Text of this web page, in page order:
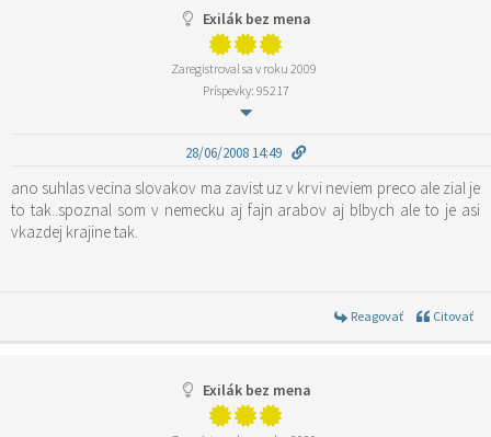
Exilák bez mena
Zaregistroval sa v roku 2009
Príspevky: 95217
28/06/2008 14:49
ano suhlas vecina slovakov ma zavist uz v krvi neviem preco ale zial je
to tak..spoznal som v nemecku aj fajn arabov aj blbych ale to je asi
vkazdej krajine tak.
Reagovať Citovať
Exilák bez mena